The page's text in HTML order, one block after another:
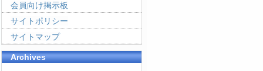
会員向け掲示板
サイトポリシー
サイトマップ
Archives